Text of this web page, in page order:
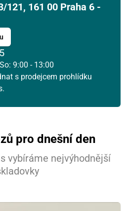
121, 161 00 Praha 6 -
9:00 - 13:00
s prodejcem prohlídku
pro dnešní den
vybíráme nejvýhodnější